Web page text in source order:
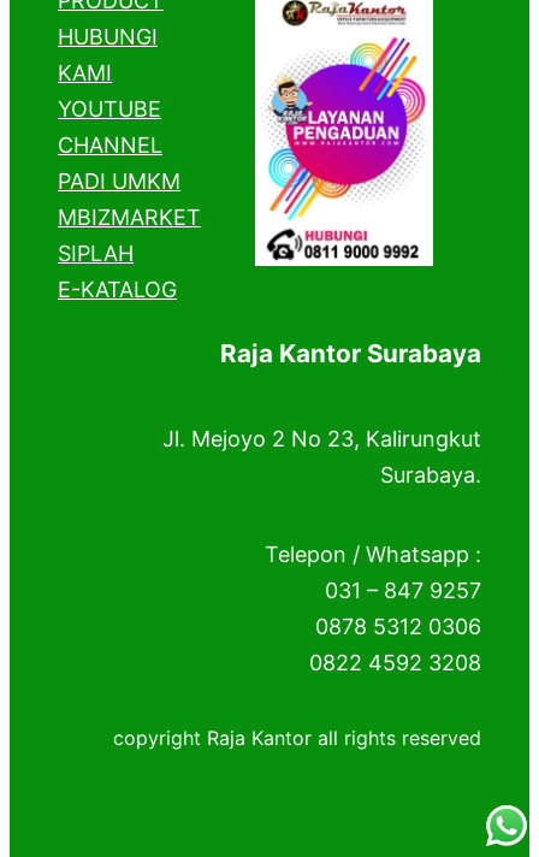
HUBUNGI
KAMI
YOUTUBE
CHANNEL
PADI UMKM
MBIZMARKET
SIPLAH
E-KATALOG
Raja Kantor Surabaya
Jl. Mejoyo 2 No 23, Kalirungkut
Surabaya.
Telepon / Whatsapp :
031 – 847 9257
0878 5312 0306
0822 4592 3208
copyright Raja Kantor all rights reserved